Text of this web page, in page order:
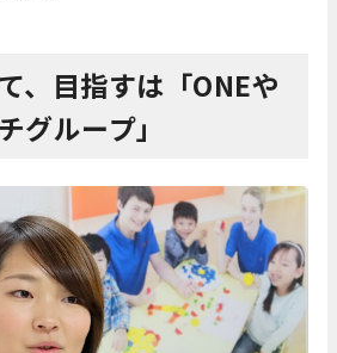
、目指すは「ONEや
グループ」